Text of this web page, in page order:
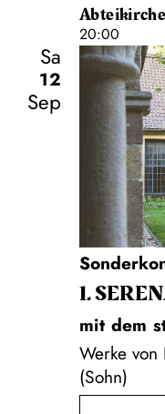
20:00
Sa
12
Sep
1.
mit dem
Werke von
(Sohn)